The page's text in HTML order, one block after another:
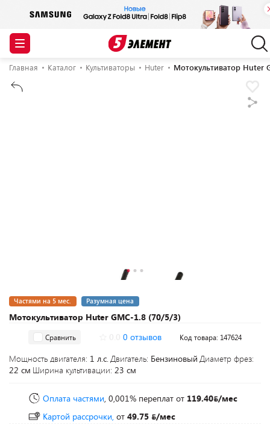
Главная Каталог Культиваторы Huter Мотокультиватор Huter
Мотокультиватор Huter GMC-1.8 (70/5/3)
Частями на 5 мес. Разумная цена
Сравнить 0 отзывов Код товара: 147624
Мощность двигателя: 1 л.с.Двигатель: Бензиновый Диаметр фрез:
22 см Ширина культивации: 23 см
Оплата частями, 0,001% переплат от 119.40 /мес
Картой рассрочки, от 49.75
/мес